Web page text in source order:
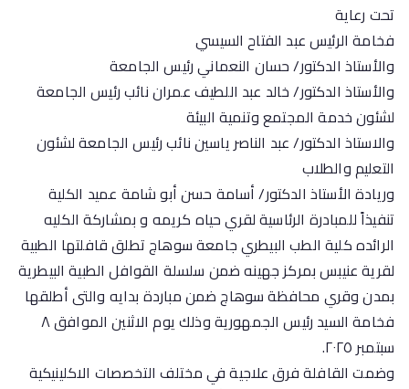
تحت رعاية
فخامة الرئيس عبد الفتاح السيسي
والأستاذ الدكتور/ حسان النعماني رئيس الجامعة
والأستاذ الدكتور/ خالد عبد اللطيف عمران نائب رئيس الجامعة
لشئون خدمة المجتمع وتنمية البيئة
والاستاذ الدكتور/ عبد الناصر ياسين نائب رئيس الجامعة لشئون
التعليم والطلاب
وريادة الأستاذ الدكتور/ أسامة حسن أبو شامة عميد الكلية
تنفيذاً للمبادرة الرئاسية لقري حياه كريمه و بمشاركة الكليه
الرائده كلية الطب البيطري جامعة سوهاج تطلق قافلتها الطبية
لقرية عنيبس بمركز جهينه ضمن سلسلة القوافل الطبية البيطرية
بمدن وقري محافظة سوهاج ضمن مباردة بدايه والتى أطلقها
فخامة السيد رئيس الجمهورية وذلك يوم الاثنين الموافق ٨
سبتمبر ٢٠٢٥.
وضمت القافلة فرق علاجية في مختلف التخصصات الاكلينيكية